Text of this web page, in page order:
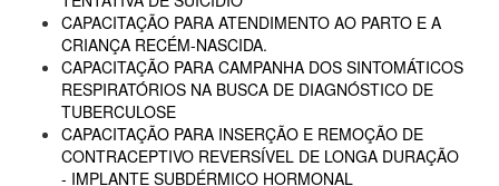
CAPACITAÇÃO PARA ATENDIMENTO AO PARTO E A
CRIANÇA RECÉM-NASCIDA.
CAPACITAÇÃO PARA CAMPANHA DOS SINTOMÁTICOS
RESPIRATÓRIOS NA BUSCA DE DIAGNÓSTICO DE
TUBERCULOSE
CAPACITAÇÃO PARA INSERÇÃO E REMOÇÃO DE
CONTRACEPTIVO REVERSÍVEL DE LONGA DURAÇÃO
- IMPLANTE SUBDÉRMICO HORMONAL